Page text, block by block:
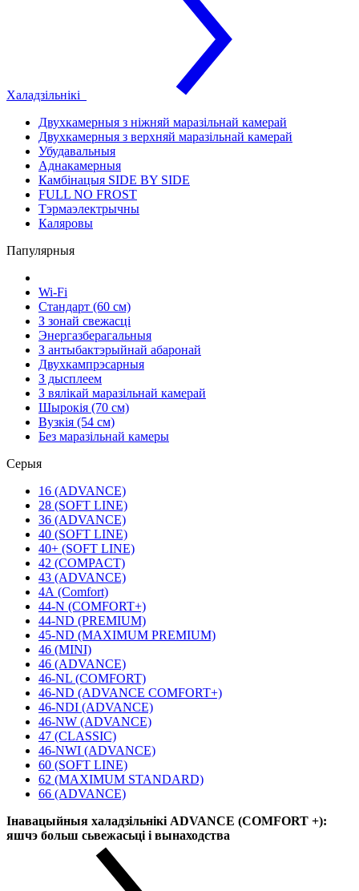
Халадзільнікі
Двухкамерныя з ніжняй маразільнай камерай
Двухкамерныя з верхняй маразільнай камерай
Убудавальныя
Аднакамерныя
Камбінацыя SIDE BY SIDE
FULL NO FROST
Тэрмаэлектрычны
Каляровы
Папулярныя
Wi-Fi
Стандарт (60 см)
З зонай свежасці
Энергазберагальныя
З антыбактэрыйнай абаронай
Двухкампрэсарныя
З дысплеем
З вялікай маразільнай камерай
Шырокія (70 см)
Вузкія (54 см)
Без маразільнай камеры
Серыя
16 (ADVANCE)
28 (SOFT LINE)
36 (ADVANCE)
40 (SOFT LINE)
40+ (SOFT LINE)
42 (COMPACT)
43 (ADVANCE)
4А (Comfort)
44-N (COMFORT+)
44-ND (PREMIUM)
45-ND (MAXIMUM PREMIUM)
46 (MINI)
46 (ADVANCE)
46-NL (COMFORT)
46-ND (ADVANCE COMFORT+)
46-NDI (ADVANCE)
46-NW (ADVANCE)
47 (CLASSIC)
46-NWI (ADVANCE)
60 (SOFT LINE)
62 (MAXIMUM STANDARD)
66 (ADVANCE)
Інавацыйныя халадзільнікі ADVANCE (COMFORT +):
яшчэ больш сьвежасьці і вынаходства